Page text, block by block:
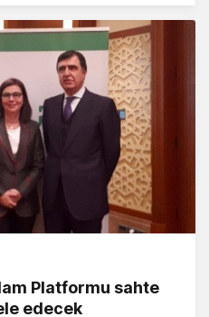
Platformu sahte
edecek